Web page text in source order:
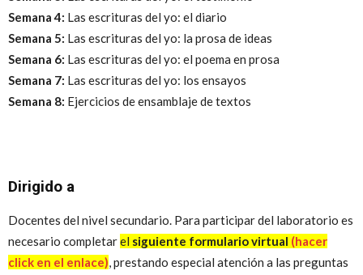
Semana 4: Las escrituras del yo: el diario
Semana 5: Las escrituras del yo: la prosa de ideas
Semana 6: Las escrituras del yo: el poema en prosa
Semana 7: Las escrituras del yo: los ensayos
Semana 8: Ejercicios de ensamblaje de textos
Dirigido a
Docentes del nivel secundario. Para participar del laboratorio es
necesario completarel siguiente formulario virtual (hacer
click en el enlace),prestando especial atención a las preguntas